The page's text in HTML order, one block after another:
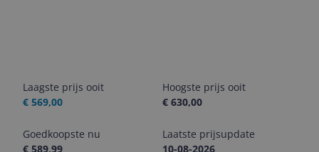
Laagste prijs ooit
€ 569,00
Hoogste prijs ooit
€ 630,00
Goedkoopste nu
€ 589,99
Laatste prijsupdate
10-08-2026